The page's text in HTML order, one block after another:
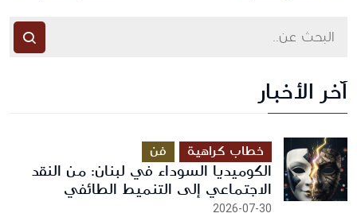
آخر الأخبار
خطاب كراهية فن
الكوميديا السوداء في لبنان: من النقد
الاجتماعي إلى التنميط الطائفي
2026-07-30